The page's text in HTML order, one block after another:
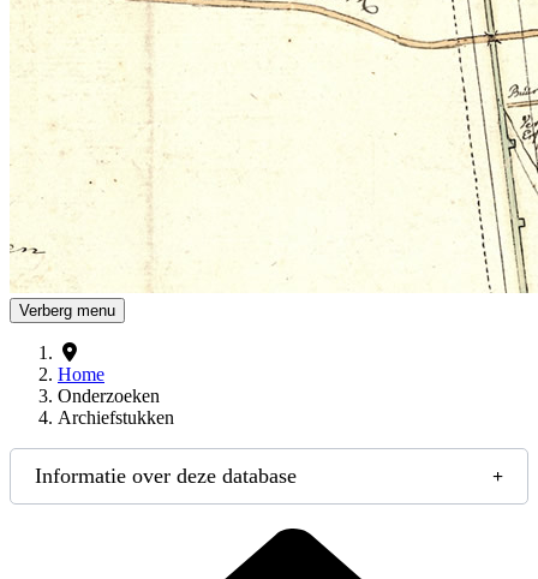
Verberg menu
Home
Onderzoeken
Archiefstukken
Informatie over deze database